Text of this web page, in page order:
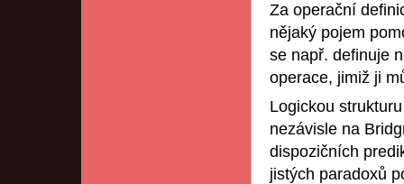
Za operační
nějaký pojem
se např. definuje
operace, jimiž ji
Logickou
nezávisle na
dispozičních
jistých paradoxů